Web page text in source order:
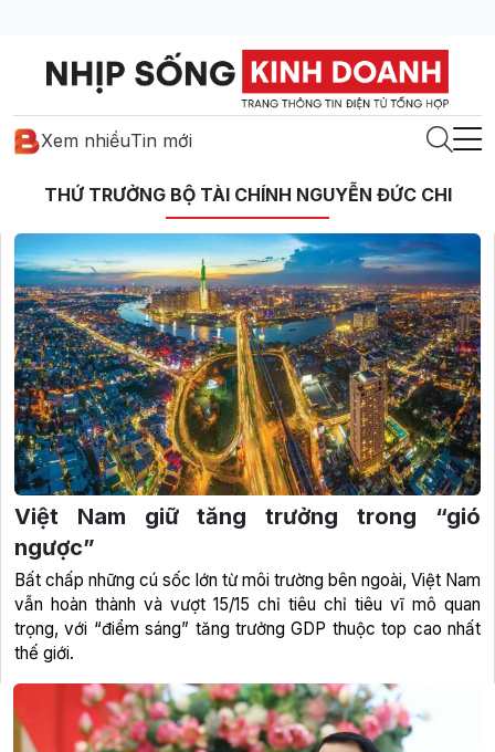
Xem nhiềuTin mới
THỨ TRƯỞNG BỘ TÀI CHÍNH NGUYỄN ĐỨC CHI
Việt Nam giữ tăng trưởng trong “gió
ngược”
Bất chấp những cú sốc lớn từ môi trường bên ngoài, Việt Nam
vẫn hoàn thành và vượt 15/15 chỉ tiêu chỉ tiêu vĩ mô quan
trọng, với “điểm sáng” tăng trưởng GDP thuộc top cao nhất
thế giới.